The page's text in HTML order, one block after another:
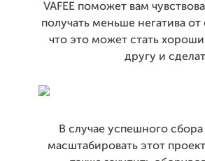
VAFEE поможет вам
получать меньше негатива
что это может стать
другу и
В случае успешного
масштабировать этот